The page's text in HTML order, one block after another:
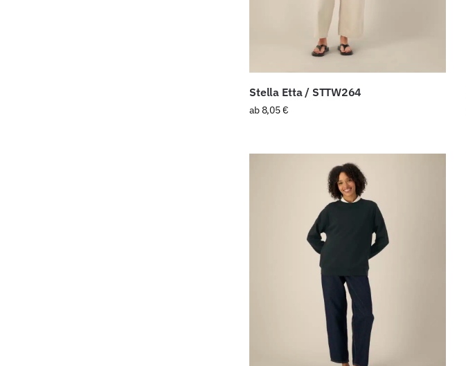
Stella Etta / STTW264
ab8,05€